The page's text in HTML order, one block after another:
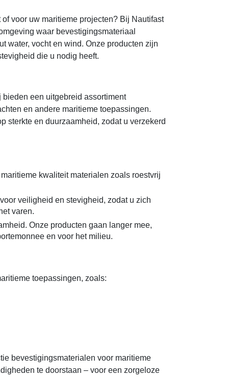
voor uw maritieme projecten? Bij Nautifast
waar bevestigingsmateriaal
water, vocht en wind. Onze producten zijn
die u nodig heeft.
een uitgebreid assortiment
en andere maritieme toepassingen.
sterkte en duurzaamheid, zodat u verzekerd
kwaliteit materialen zoals roestvrij
veiligheid en stevigheid, zodat u zich
varen.
Onze producten gaan langer mee,
en voor het milieu.
toepassingen, zoals:
bevestigingsmaterialen voor maritieme
te doorstaan – voor een zorgeloze